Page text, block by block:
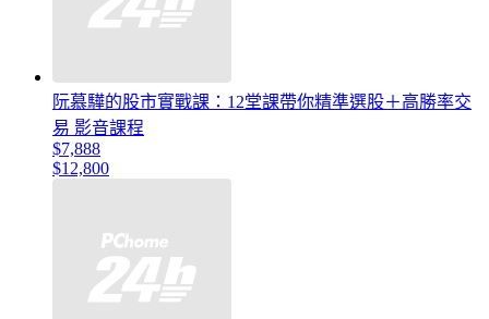
阮慕驊的股市實戰課：12堂課帶你精準選股＋高勝率交
易 影音課程
$7,888
$12,800